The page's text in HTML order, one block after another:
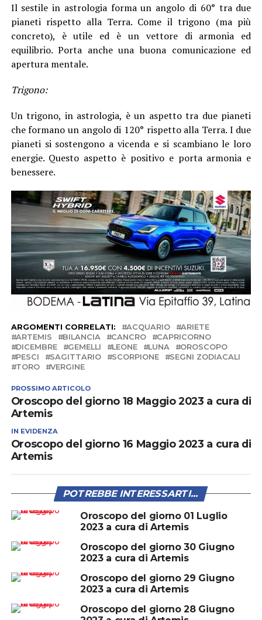
Il sestile in astrologia forma un angolo di 60° tra due
pianeti rispetto alla Terra. Come il trigono (ma più
concreto), è utile ed è un vettore di armonia ed
equilibrio. Porta anche una buona comunicazione ed
apertura mentale.
Trigono:
Un trigono, in astrologia, è un aspetto tra due pianeti
che formano un angolo di 120° rispetto alla Terra. I due
pianeti si sostengono a vicenda e si scambiano le loro
energie. Questo aspetto è positivo e porta armonia e
benessere.
ARGOMENTI CORRELATI: ACQUARIO
ARIETE
ARTEMIS
BILANCIA CANCRO
CAPRICORNO
DICEMBRE
GEMELLI LEONE LUNA
OROSCOPO
PESCI
SAGITTARIO SCORPIONE
SEGNI ZODIACALI
TORO
VERGINE
PROSSIMO ARTICOLO
Oroscopo del giorno 18 Maggio 2023 a cura di
Artemis
IN EVIDENZA
Oroscopo del giorno 16 Maggio 2023 a cura di
Artemis
POTREBBE INTERESSARTI...
Oroscopo del giorno 01 Luglio
2023 a cura di Artemis
Oroscopo del giorno 30 Giugno
2023 a cura di Artemis
Oroscopo del giorno 29 Giugno
2023 a cura di Artemis
Oroscopo del giorno 28 Giugno